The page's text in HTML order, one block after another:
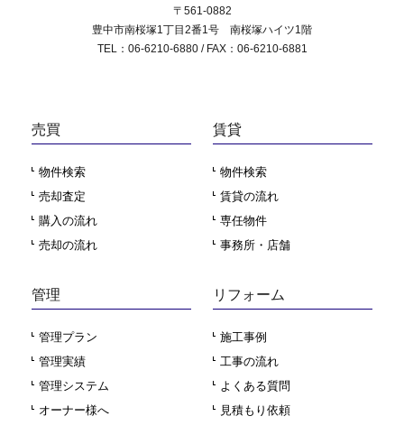
〒561-0882
豊中市南桜塚1丁目2番1号 南桜塚ハイツ1階
TEL：06-6210-6880 / FAX：06-6210-6881
売買
物件検索
売却査定
購入の流れ
売却の流れ
賃貸
物件検索
賃貸の流れ
専任物件
事務所・店舗
管理
管理プラン
管理実績
管理システム
オーナー様へ
リフォーム
施工事例
工事の流れ
よくある質問
見積もり依頼